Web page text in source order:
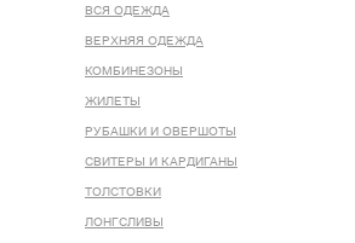
ВСЯ ОДЕЖДА
ВЕРХНЯЯ ОДЕЖДА
КОМБИНЕЗОНЫ
ЖИЛЕТЫ
РУБАШКИ И ОВЕРШОТЫ
СВИТЕРЫ И КАРДИГАНЫ
ТОЛСТОВКИ
ЛОНГСЛИВЫ